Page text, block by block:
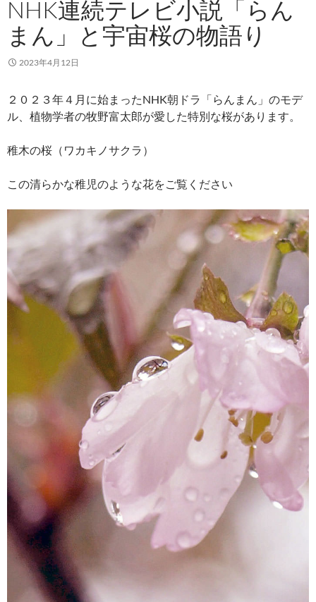
NHK連続テレビ小説「らん
まん」と宇宙桜の物語り
2023年4月12日
２０２３年４月に始まったNHK朝ドラ「らんまん」のモデ
ル、植物学者の牧野富太郎が愛した特別な桜があります。
稚木の桜（ワカキノサクラ）
この清らかな稚児のような花をご覧ください